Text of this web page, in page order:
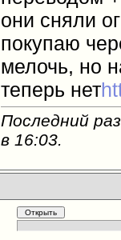
они сняли
покупаю
мелочь, но
теперь нет
Последний
в 16:03.